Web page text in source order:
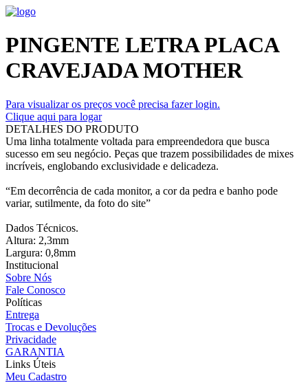
PINGENTE LETRA PLACA
CRAVEJADA MOTHER
Para visualizar os preços você precisa fazer login.
Clique aqui para logar
DETALHES DO PRODUTO
Uma linha totalmente voltada para empreendedora que busca
sucesso em seu negócio. Peças que trazem possibilidades de mixes
incríveis, englobando exclusividade e delicadeza.
“Em decorrência de cada monitor, a cor da pedra e banho pode
variar, sutilmente, da foto do site”
Dados Técnicos.
Altura: 2,3mm
Largura: 0,8mm
Institucional
Sobre Nós
Fale Conosco
Políticas
Entrega
Trocas e Devoluções
Privacidade
GARANTIA
Links Úteis
Meu Cadastro